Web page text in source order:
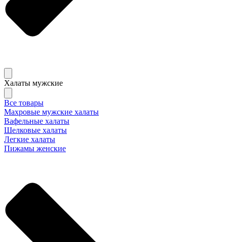
Халаты мужские
Все товары
Махровые мужские халаты
Вафельные халаты
Шелковые халаты
Легкие халаты
Пижамы женские